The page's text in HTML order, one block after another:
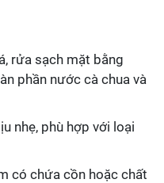
rửa sạch mặt bằng
phần nước cà chua và
nhẹ, phù hợp với loại
có chứa cồn hoặc chất